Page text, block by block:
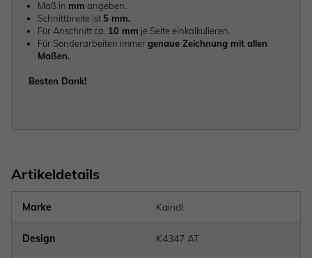
Maß in mm angeben.
Schnittbreite ist 5 mm.
Für Anschnitt ca. 10 mm je Seite einkalkulieren.
Für Sonderarbeiten immergenaue Zeichnung mit allen
Maßen.
Besten Dank!
Artikeldetails
Marke Kaindl
Design K4347 AT